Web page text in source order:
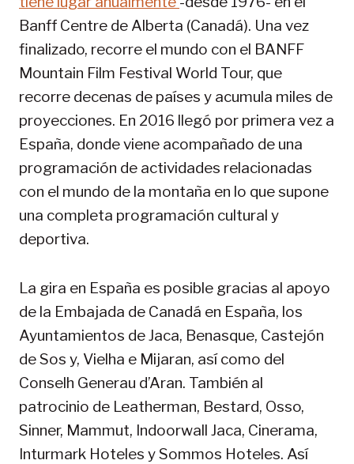
Banff Centre de Alberta (Canadá). Una vez
finalizado, recorre el mundo con el BANFF
Mountain Film Festival World Tour, que
recorre decenas de países y acumula miles de
proyecciones. En 2016 llegó por primera vez a
España, donde viene acompañado de una
programación de actividades relacionadas
con el mundo de la montaña en lo que supone
una completa programación cultural y
deportiva.
La gira en España es posible gracias al apoyo
de la Embajada de Canadá en España, los
Ayuntamientos de Jaca, Benasque, Castejón
de Sos y, Vielha e Mijaran, así como del
Conselh Generau d’Aran. También al
patrocinio de Leatherman, Bestard, Osso,
Sinner, Mammut, Indoorwall Jaca, Cinerama,
Inturmark Hoteles y Sommos Hoteles. Así